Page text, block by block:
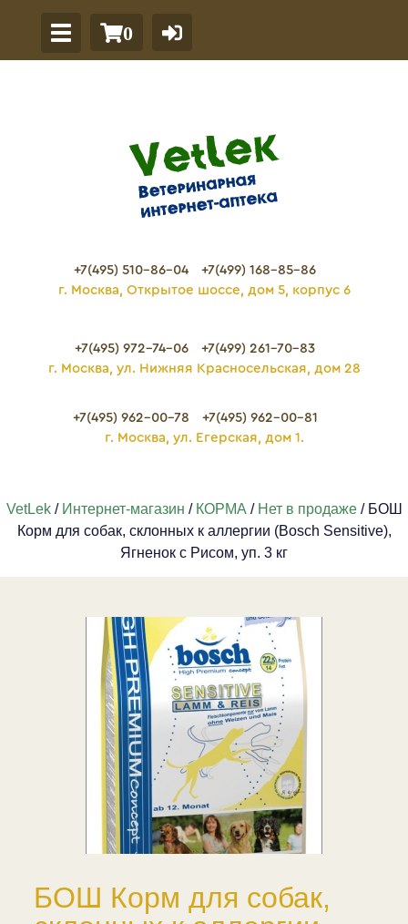
0
+7(495) 510-86-04
+7(499) 168-85-86
г. Москва, Открытое шоссе, дом 5, корпус 6
+7(495) 972-74-06
+7(499) 261-70-83
г. Москва, ул. Нижняя Красносельская, дом 28
+7(495) 962-00-78
+7(495) 962-00-81
г. Москва, ул. Егерская, дом 1.
VetLek/ Интернет-магазин / КОРМА / Нет в продаже/ БОШ
Корм для собак, склонных к аллергии (Bosch Sensitive),
Ягненок с Рисом, уп. 3 кг
БОШ Корм для собак,